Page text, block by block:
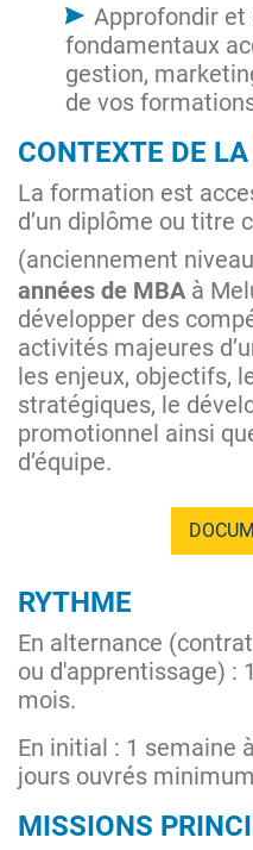
Approfondir et
fondamentaux
gestion,
de vos
CONTEXTE DE
La formation est
d’un diplôme ou titre
(anciennement niveau
années de MBAà
développer des
activités majeures
les enjeux, objectifs,
stratégiques, le
promotionnel ainsi
d’équipe.
RYTHME
En alternance
ou d'apprentissage) :
mois.
En initial : 1 semaine
jours ouvrés
MISSIONS